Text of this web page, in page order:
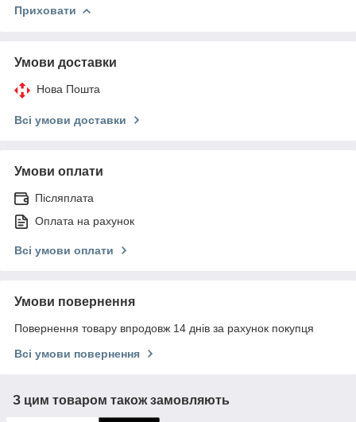
Приховати
Умови доставки
Нова Пошта
Всі умови доставки
Умови оплати
Післяплата
Оплата на рахунок
Всі умови оплати
Умови повернення
Повернення товару впродовж 14 днів за рахунок покупця
Всі умови повернення
З цим товаром також замовляють